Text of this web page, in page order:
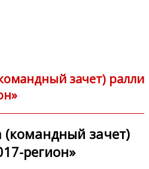
зачет) ралли
зачет)
регион»